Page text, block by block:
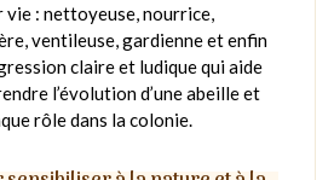
vie : nettoyeuse, nourrice,
ventileuse, gardienne et enfin
claire et ludique qui aide
l’évolution d’une abeille et
rôle dans la colonie.